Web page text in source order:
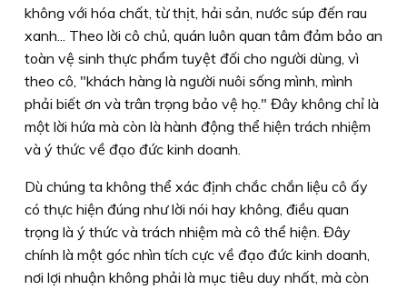
không với hóa chất, từ thịt, hải sản, nước súp đến rau
xanh... Theo lời cô chủ, quán luôn quan tâm đảm bảo an
toàn vệ sinh thực phẩm tuyệt đối cho người dùng, vì
theo cô, "khách hàng là người nuôi sống mình, mình
phải biết ơn và trân trọng bảo vệ họ." Đây không chỉ là
một lời hứa mà còn là hành động thể hiện trách nhiệm
và ý thức về đạo đức kinh doanh.
Dù chúng ta không thể xác định chắc chắn liệu cô ấy
có thực hiện đúng như lời nói hay không, điều quan
trọng là ý thức và trách nhiệm mà cô thể hiện. Đây
chính là một góc nhìn tích cực về đạo đức kinh doanh,
nơi lợi nhuận không phải là mục tiêu duy nhất, mà còn